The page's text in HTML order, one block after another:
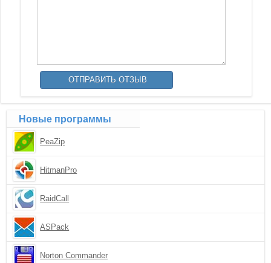
Новые программы
PeaZip
HitmanPro
RaidCall
ASPack
Norton Commander